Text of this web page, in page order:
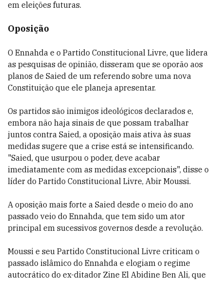
em eleições futuras.
Oposição
O Ennahda e o Partido Constitucional Livre, que lidera
as pesquisas de opinião, disseram que se oporão aos
planos de Saied de um referendo sobre uma nova
Constituição que ele planeja apresentar.
Os partidos são inimigos ideológicos declarados e,
embora não haja sinais de que possam trabalhar
juntos contra Saied, a oposição mais ativa às suas
medidas sugere que a crise está se intensificando.
"Saied, que usurpou o poder, deve acabar
imediatamente com as medidas excepcionais", disse o
líder do Partido Constitucional Livre, Abir Moussi.
A oposição mais forte a Saied desde o meio do ano
passado veio do Ennahda, que tem sido um ator
principal em sucessivos governos desde a revolução.
Moussi e seu Partido Constitucional Livre criticam o
passado islâmico do Ennahda e elogiam o regime
autocrático do ex-ditador Zine El Abidine Ben Ali, que